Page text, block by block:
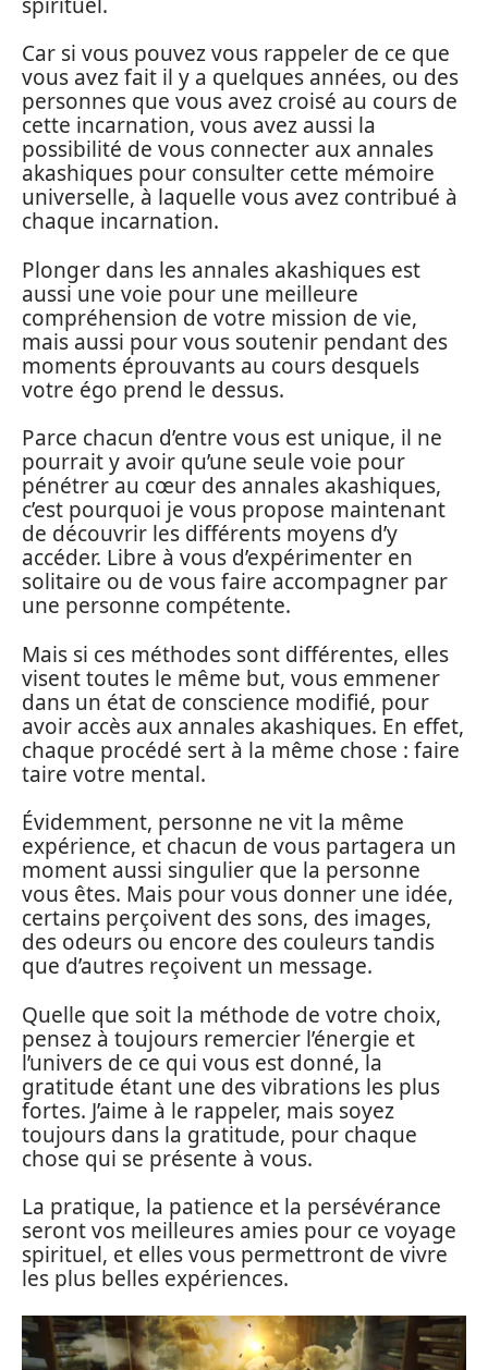
Car si vous pouvez vous rappeler de ce que
vous avez fait il y a quelques années, ou des
personnes que vous avez croisé au cours de
cette incarnation, vous avez aussi la
possibilité de vous connecter aux annales
akashiques pour consulter cette mémoire
universelle, à laquelle vous avez contribué à
chaque incarnation.
Plonger dans les annales akashiques est
aussi une voie pour une meilleure
compréhension de votre mission de vie,
mais aussi pour vous soutenir pendant des
moments éprouvants au cours desquels
votre égo prend le dessus.
Parce chacun d’entre vous est unique, il ne
pourrait y avoir qu’une seule voie pour
pénétrer au cœur des annales akashiques,
c’est pourquoi je vous propose maintenant
de découvrir les différents moyens d’y
accéder. Libre à vous d’expérimenter en
solitaire ou de vous faire accompagner par
une personne compétente.
Mais si ces méthodes sont différentes, elles
visent toutes le même but, vous emmener
dans un état de conscience modifié, pour
avoir accès aux annales akashiques. En effet,
chaque procédé sert à la même chose : faire
taire votre mental.
Évidemment, personne ne vit la même
expérience, et chacun de vous partagera un
moment aussi singulier que la personne
vous êtes. Mais pour vous donner une idée,
certains perçoivent des sons, des images,
des odeurs ou encore des couleurs tandis
que d’autres reçoivent un message.
Quelle que soit la méthode de votre choix,
pensez à toujours remercier l’énergie et
l’univers de ce qui vous est donné, la
gratitude étant une des vibrations les plus
fortes. J’aime à le rappeler, mais soyez
toujours dans la gratitude, pour chaque
chose qui se présente à vous.
La pratique, la patience et la persévérance
seront vos meilleures amies pour ce voyage
spirituel, et elles vous permettront de vivre
les plus belles expériences.